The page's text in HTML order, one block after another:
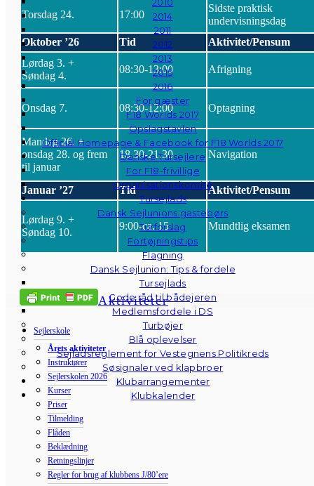
2014
2011
2012
2013
2015
2016
For gæster
F18 Worlds 2017
Opslagstavlen
Official Homepage & Facebook for F18 Worlds 2017
Danske Tursejlere
For F18-frivillige
Organisationskomité
Tursejlads
Dansk Sejlunions gastebørs
Turforslag
Fortøjningstips
Flagning
Dansk Sejlunion: Tips & fordele
Tursejlads
Gode råd til bådejeren
Medlemsfordele i DS
Turbøjer
Blå oplevelser
Sejladsreglement for Vestegnens Politikreds
Søsignaler ved klapbroer
Klubarrangementer
Klubkalender
Torsdag 24. 17:00
Sidste praktisk
undervisningsdag
Oktober ’26 Tid Aktivitet/Pensum
Lørdag 3. +
Søndag 4.
08:30-13:00 Afrigning
Onsdag 7. 08:30-12:00 Optagning
Mandag 26. +
onsdag 28. og frem
til januar
18.30-21.30 Navigation
Januar ’27 Tid Aktivitet/Pensum
Lørdag 9. +
Søndag 10.
9:00-ca. 15 Mundtlig eksamen
Aktiviteter
Sejlerskole
Årets aktiviteter
Instruktører
Sejlerskolen 2026
Kurser
Priser
Tilmelding
Flåden
Beklædning
Retningslinjer
Regler for brug af klubbens J/80’ere